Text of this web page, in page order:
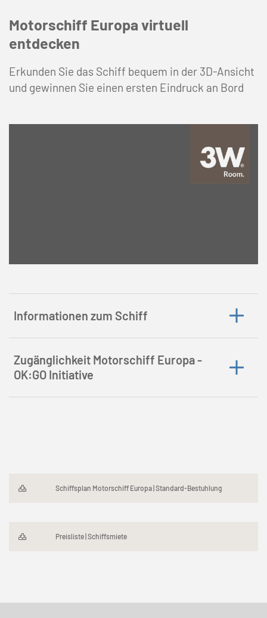
Motorschiff Europa virtuell
entdecken
Erkunden Sie das Schiff bequem in der 3D-Ansicht
und gewinnen Sie einen ersten Eindruck an Bord
Informationen zum Schiff
Zugänglichkeit Motorschiff Europa -
OK:GO Initiative
Schiffsplan Motorschiff Europa | Standard-Bestuhlung
Preisliste | Schiffsmiete